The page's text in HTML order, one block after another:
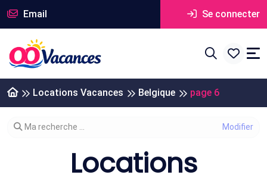
Email Se connecter
Locations Vacances Belgique page 6
Modifier votre recherche
Ma recherche ...
Locations